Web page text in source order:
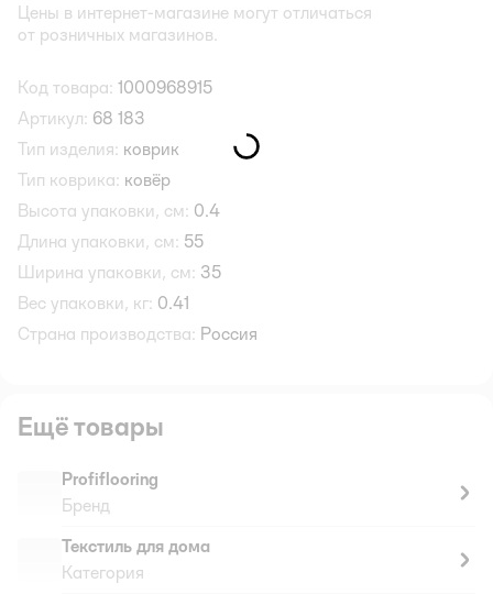
Цены в интернет-магазине могут отличаться
от розничных магазинов.
Код товара: 1000968915
Артикул: 68 183
Тип изделия: коврик
Тип коврика: ковёр
Высота упаковки, см: 0.4
Длина упаковки, см: 55
Ширина упаковки, см: 35
Вес упаковки, кг: 0.41
Страна производства: Россия
Ещё товары
Profiflooring
Бренд
Текстиль для дома
Категория